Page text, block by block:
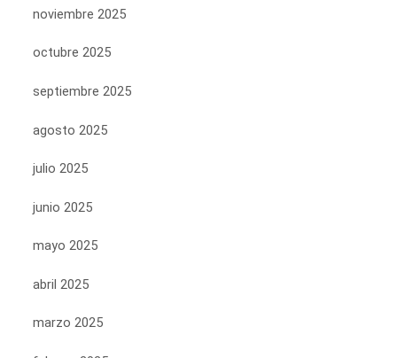
noviembre 2025
octubre 2025
septiembre 2025
agosto 2025
julio 2025
junio 2025
mayo 2025
abril 2025
marzo 2025